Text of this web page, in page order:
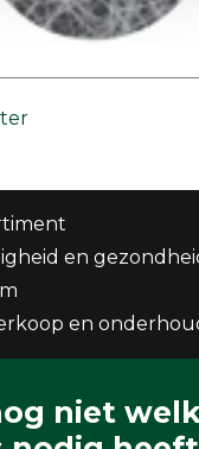
en
en
niet